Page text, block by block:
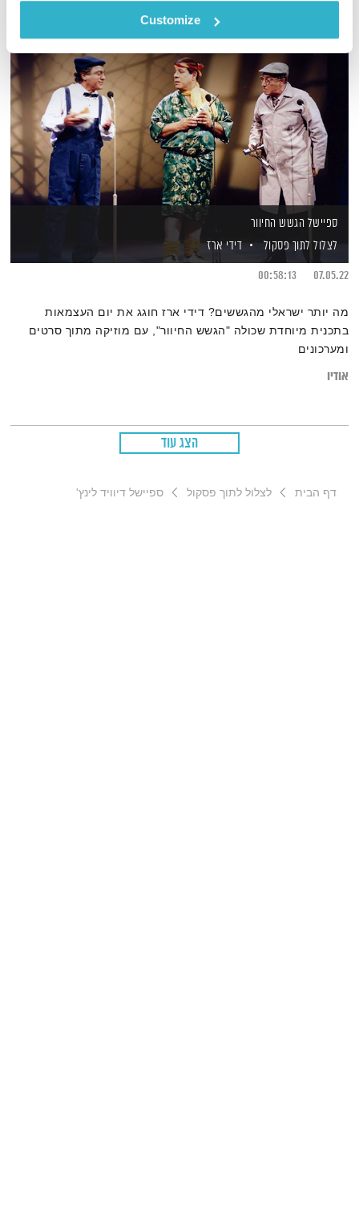
Customize
ספיישל הגשש החיוור
לצלול לתוך פסקול
דידי ארז
07.05.22
00:58:13
מה יותר ישראלי מהגששים? דידי ארז חוגג את יום העצמאות
בתכנית מיוחדת שכולה "הגשש החיוור", עם מוזיקה מתוך סרטים
ומערכונים
אודיו
הצג עוד
דף הבית לצלול לתוך פסקול ספיישל דיוויד לינץ'